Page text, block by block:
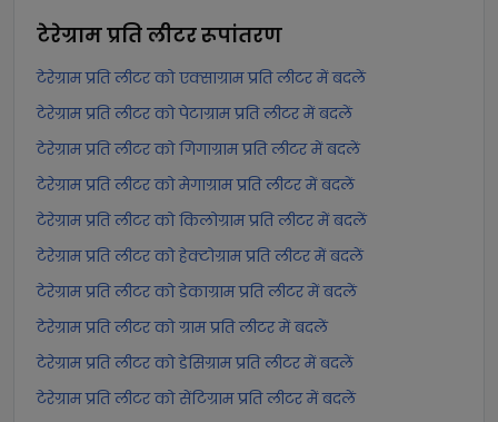
टेरेग्राम प्रति लीटररूपांतरण
टेरेग्राम प्रति लीटर को एक्साग्राम प्रति लीटर में बदलें
टेरेग्राम प्रति लीटर को पेटाग्राम प्रति लीटर में बदलें
टेरेग्राम प्रति लीटर को गिगाग्राम प्रति लीटर में बदलें
टेरेग्राम प्रति लीटर को मेगाग्राम प्रति लीटर में बदलें
टेरेग्राम प्रति लीटर को किलोग्राम प्रति लीटर में बदलें
टेरेग्राम प्रति लीटर को हेक्टोग्राम प्रति लीटर में बदलें
टेरेग्राम प्रति लीटर को डेकाग्राम प्रति लीटर में बदलें
टेरेग्राम प्रति लीटर को ग्राम प्रति लीटर में बदलें
टेरेग्राम प्रति लीटर को डेसिग्राम प्रति लीटर में बदलें
टेरेग्राम प्रति लीटर को सेंटिग्राम प्रति लीटर में बदलें